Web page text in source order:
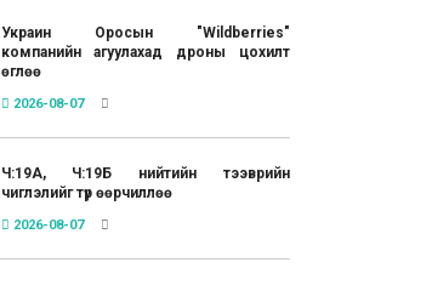
Украин Оросын "Wildberries"
компанийн агуулахад дроны цохилт
өглөө
2026-08-07
Ч:19А, Ч:19Б нийтийн тээврийн
чиглэлийг түр өөрчиллөө
2026-08-07